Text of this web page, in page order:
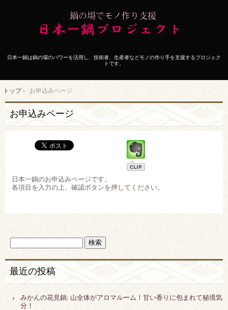
日本一鍋は鍋の場のパワーを活用し、技術者、生産者などモノの作り手を支援するプロジェク
トです。
トップ› お申込みページ
お申込みページ
日本一鍋のお申込みページです。
各項目を入力の上、確認ボタンを押してください。
最近の投稿
みかんの花見鍋: 山全体がアロマルーム！甘い香りに包まれて秘境気
分！